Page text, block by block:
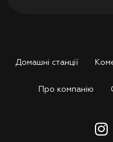
Домашні станції
Про компанію